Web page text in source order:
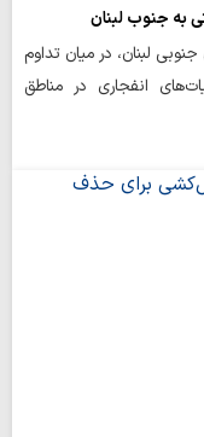
به جنوب لبنان
لبنان، در میان تداوم
انفجاری در مناطق